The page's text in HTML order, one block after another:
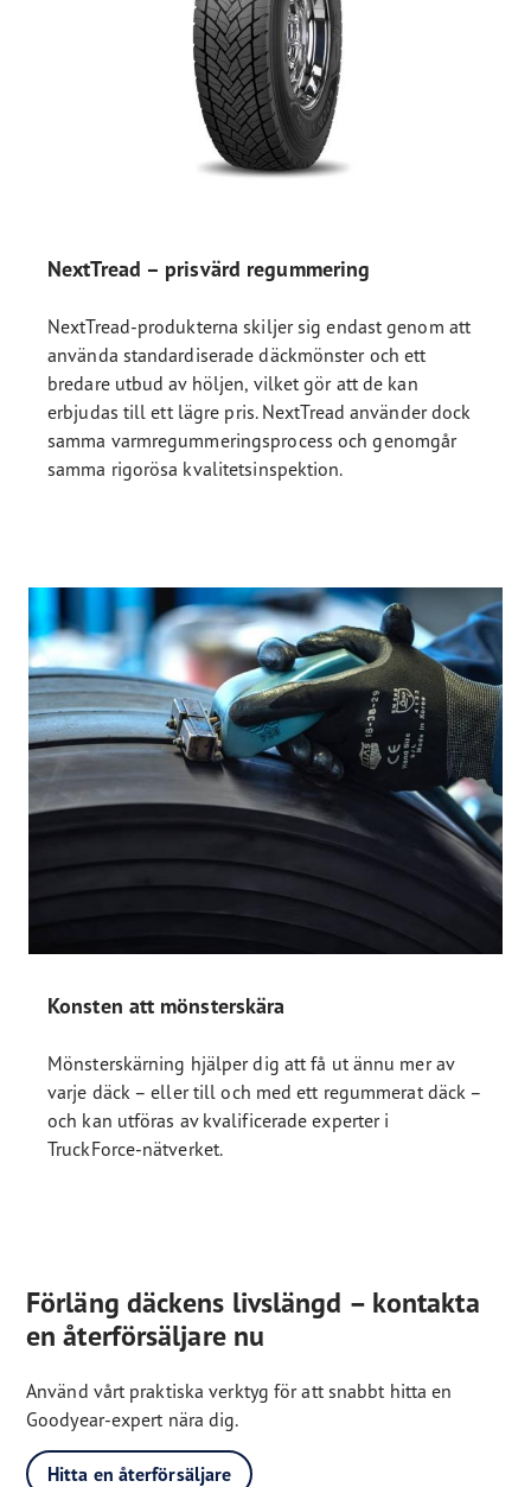
NextTread – prisvärd regummering
NextTread-produkterna skiljer sig endast genom att
använda standardiserade däckmönster och ett
bredare utbud av höljen, vilket gör att de kan
erbjudas till ett lägre pris. NextTread använder dock
samma varmregummeringsprocess och genomgår
samma rigorösa kvalitetsinspektion.
Konsten att mönsterskära
Mönsterskärning hjälper dig att få ut ännu mer av
varje däck – eller till och med ett regummerat däck –
och kan utföras av kvalificerade experter i
TruckForce-nätverket.
Förläng däckens livslängd – kontakta
en återförsäljare nu
Använd vårt praktiska verktyg för att snabbt hitta en
Goodyear-expert nära dig.
Hitta en återförsäljare